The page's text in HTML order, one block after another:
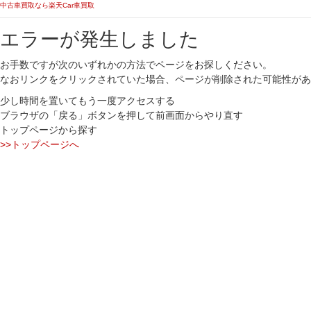
中古車買取なら楽天Car車買取
エラーが発生しました
お手数ですが次のいずれかの方法でページをお探しください。
なおリンクをクリックされていた場合、ページが削除された可能性が
少し時間を置いてもう一度アクセスする
ブラウザの「戻る」ボタンを押して前画面からやり直す
トップページから探す
>>トップページへ